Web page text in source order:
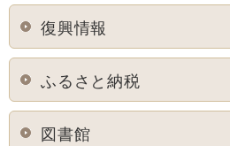
復興情報
ふるさと納税
図書館